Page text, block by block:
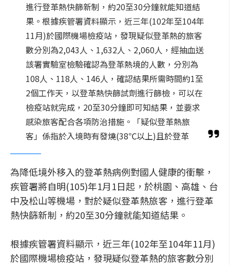
進行登革熱快篩新制，約20至30分鐘就能知道結
果。根據疾管署資料顯示，近三年(102年至104年
11月)於國際機場檢疫站，發現疑似登革熱的旅客
數分別為2,043人、1,632人、2,060人，經抽血送
該署實驗室檢驗確認為登革熱境的人數，分別為
108人、118人、146人，確認結果所需時間約1至
2個工作天，以登革熱快篩試劑進行篩檢，可以在
檢疫站就完成，20至30分鐘即可知結果，並要求
感染旅客配合各項防治措施。「疑似登革熱旅
客」係指於入境時有發燒(38℃以上)且於登革
為降低境外移入的登革熱病例對國人健康的衝擊，
疾管署將自明(105)年1月1日起，於桃園、高雄、台
中及松山等機場，對於疑似登革熱旅客，進行登革
熱快篩新制，約20至30分鐘就能知道結果。
根據疾管署資料顯示，近三年(102年至104年11月)
於國際機場檢疫站，發現疑似登革熱的旅客數分別